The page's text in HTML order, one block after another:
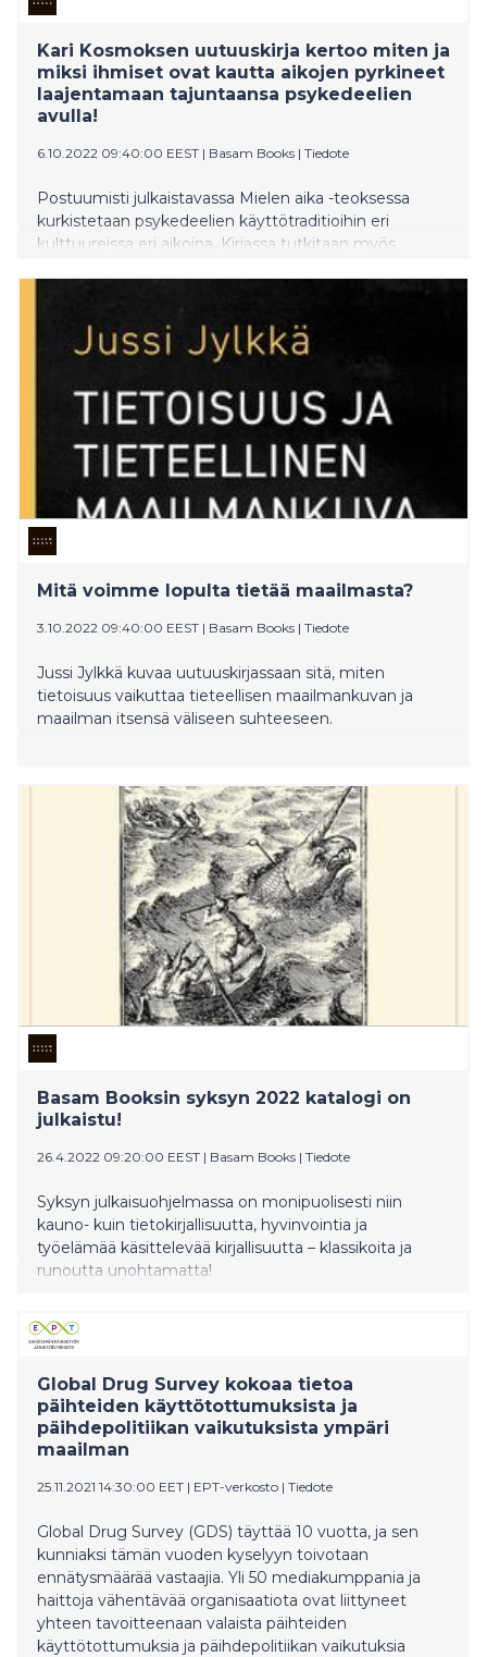
Kari Kosmoksen uutuuskirja kertoo miten ja
miksi ihmiset ovat kautta aikojen pyrkineet
laajentamaan tajuntaansa psykedeelien
avulla!
6.10.2022 09:40:00 EEST | Basam Books | Tiedote
Postuumisti julkaistavassa Mielen aika -teoksessa
kurkistetaan psykedeelien käyttötraditioihin eri
kulttuureissa eri aikoina. Kirjassa tutkitaan myös
Mitä voimme lopulta tietää maailmasta?
3.10.2022 09:40:00 EEST | Basam Books | Tiedote
Jussi Jylkkä kuvaa uutuuskirjassaan sitä, miten
tietoisuus vaikuttaa tieteellisen maailmankuvan ja
maailman itsensä väliseen suhteeseen.
Basam Booksin syksyn 2022 katalogi on
julkaistu!
26.4.2022 09:20:00 EEST | Basam Books | Tiedote
Syksyn julkaisuohjelmassa on monipuolisesti niin
kauno- kuin tietokirjallisuutta, hyvinvointia ja
työelämää käsittelevää kirjallisuutta – klassikoita ja
runoutta unohtamatta!
Global Drug Survey kokoaa tietoa
päihteiden käyttötottumuksista ja
päihdepolitiikan vaikutuksista ympäri
maailman
25.11.2021 14:30:00 EET | EPT-verkosto | Tiedote
Global Drug Survey (GDS) täyttää 10 vuotta, ja sen
kunniaksi tämän vuoden kyselyyn toivotaan
ennätysmäärää vastaajia. Yli 50 mediakumppania ja
haittoja vähentävää organisaatiota ovat liittyneet
yhteen tavoitteenaan valaista päihteiden
käyttötottumuksia ja päihdepolitiikan vaikutuksia